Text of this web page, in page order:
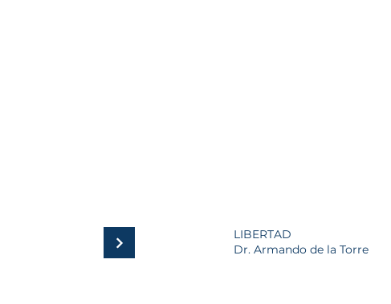
LIBERTAD
Dr. Armando de la Torre